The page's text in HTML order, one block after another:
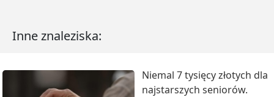
Inne znaleziska:
Niemal 7 tysięcy złotych dla
najstarszych seniorów.